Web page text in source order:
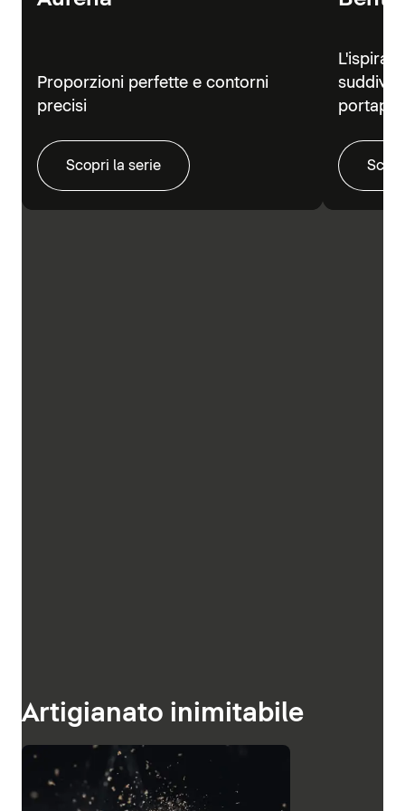
Proporzioni perfette e contorni
precisi
Scopri la serie
Artigianato inimitabile